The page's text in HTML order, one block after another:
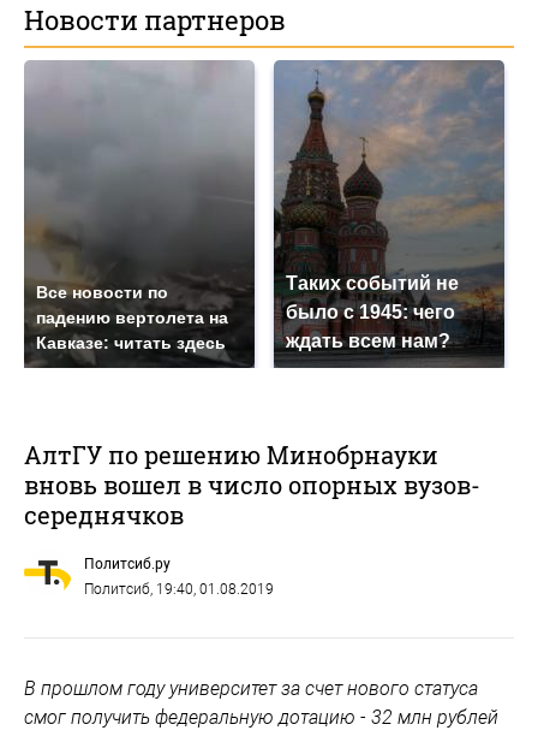
Новости партнеров
Все новости по
падению вертолета на
Кавказе: читать здесь
Таких событий не
было с 1945: чего
ждать всем нам?
АлтГУ по решению Минобрнауки
вновь вошел в число опорных вузов-
середнячков
Политсиб.ру
Политсиб, 19:40, 01.08.2019
В прошлом году университет за счет нового статуса
смог получить федеральную дотацию - 32 млн рублей